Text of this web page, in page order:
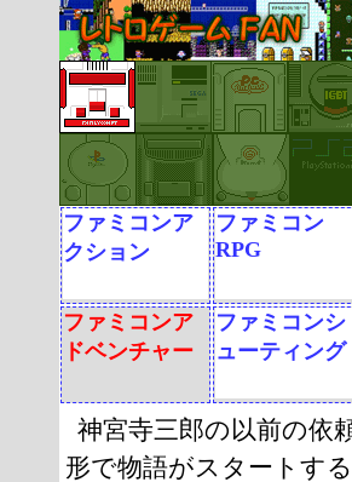
ファミコンア
クション
ファミコン
RPG
ファミコンア
ドベンチャー
ファミコンシ
ューティング
神宮寺三郎の以前の依
形で物語がスタートす